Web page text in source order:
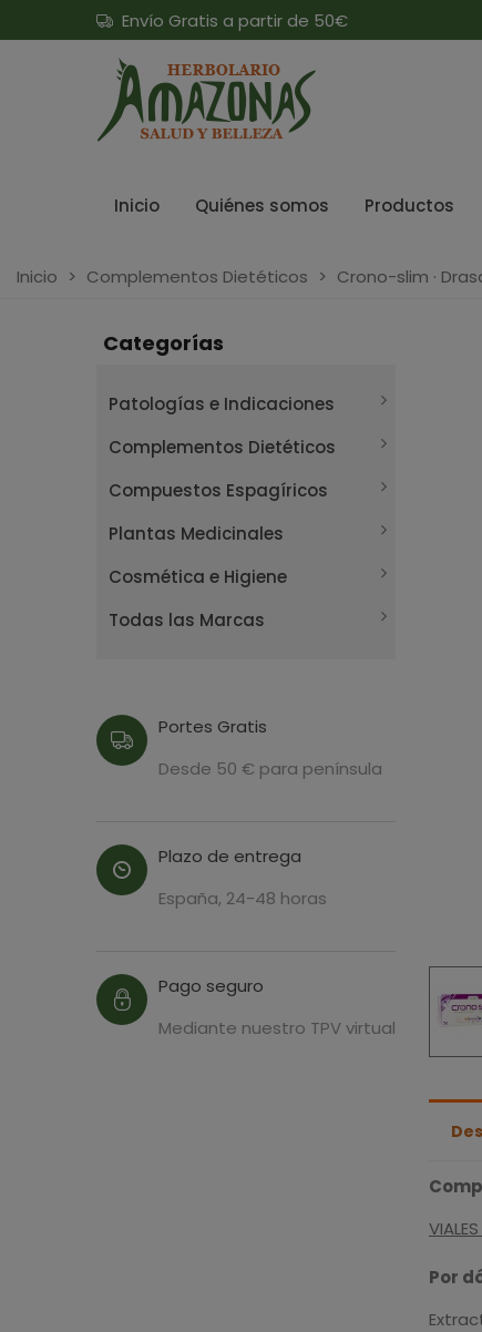
Envío Gratis a partir de 50€
Inicio Quiénes somos Productos
Inicio > Complementos Dietéticos > Crono-slim ·
Categorías
Patologías e Indicaciones
Complementos Dietéticos
Compuestos Espagíricos
Plantas Medicinales
Cosmética e Higiene
Todas las Marcas
Portes Gratis
Desde 50 € para península
Plazo de entrega
España, 24-48 horas
Pago seguro
Mediante nuestro TPV virtual
Por